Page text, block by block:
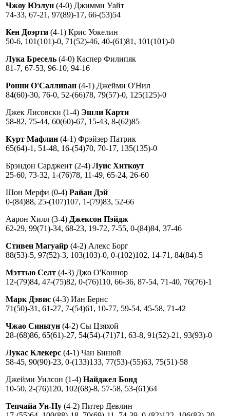
Чжоу Юэлун (4-0) Джимми Уайт
74-33, 67-21, 97(89)-17, 66-(53)54
Кен Доэрти (4-1) Крис Уокелин
50-6, 101(101)-0, 71(52)-46, 40-(61)81, 101(101)-0
Лука Бресель (4-0) Каспер Филипяк
81-7, 67-53, 96-10, 94-16
Ронни О'Салливан (4-1) Джейми О'Нил
84(60)-30, 76-0, 52-(66)78, 79(57)-0, 125(125)-0
Джек Лисовски (1-4) Эшли Карти
58-82, 75-44, 60(60)-67, 15-43, 8-(62)85
Курт Мафлин (4-1) Фрэйзер Патрик
65(64)-1, 51-48, 16-(54)70, 70-17, 135(135)-0
Брэндон Сарджент (2-4) Луис Хиткоут
25-60, 73-32, 1-(76)78, 11-49, 65-24, 26-60
Шон Мерфи (0-4) Райан Дэй
0-(84)88, 25-(107)107, 1-(79)83, 52-66
Аарон Хилл (3-4) Джексон Пэйдж
62-29, 99(71)-34, 68-23, 19-72, 7-55, 0-(84)84, 37-46
Стивен Магуайр (4-2) Алекс Борг
88(53)-5, 97(52)-3, 103(103)-0, 0-(102)102, 14-71, 84(84)-5
Мэттью Селт (4-3) Джо О'Коннор
12-(79)84, 47-(75)82, 0-(76)110, 66-36, 87-54, 71-40, 76(76)-1
Марк Дэвис (4-3) Иан Бернс
71(50)-31, 61-27, 7-(54)61, 10-77, 59-54, 45-58, 71-42
Чжао Синьтун (4-2) Сы Цзяхой
28-(68)86, 65(61)-27, 54(54)-(71)71, 63-8, 91(52)-21, 93(93)-0
Лукас Клекерс (4-1) Чан Бинюй
58-45, 90(90)-23, 0-(133)133, 77(53)-(55)63, 75(51)-58
Джейми Уилсон (1-4) Найджел Бонд
10-50, 2-(76)120, 102(68)-8, 57-58, 53-(61)64
Тепчайа Ун-Ну (4-2) Питер Девлин